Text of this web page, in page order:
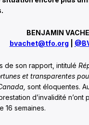
BENJAMIN
bvachet@tfo.org
de son rapport, intitulé
et transparentes
sont éloquentes.
d’invalidité n’ont
16 semaines.